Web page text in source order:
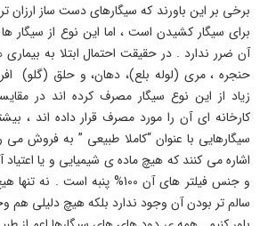
برخی بر این باورند که سیگارهای دست ساز ارزان
برای سیگار کشیدن است ، اما این نوع از سیگار ها
آن ضرر ندارد . در حقیقت احتمال ابتلا به
حنجره ، مری (لوله بلع)، دهان، و حلق (گلو)
زیاد از این نوع سیگار مصرف کرده اند در
کارخانه ای آن را مورد مصرف قرار داده اند ،
سیگارهایی با عنوان “کاملا طبیعی ” به فروش
اشاره می کنند که هیچ ماده ی شیمیایی و یا
و جنس فیلتر های آن 100% پنبه
سالم تر بودن آن وجود ندارد بلکه هیچ دلیلی هم